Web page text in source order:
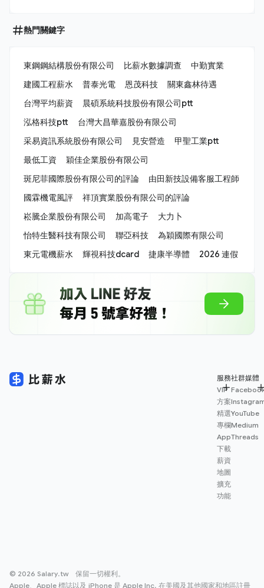
熱門關鍵字
東鋼鋼結構股份有限公司 比薪水數據調查
中勤實業
建國工程薪水
普泰光電 恩茂科技
關東鑫林待遇
台灣平均薪資
晨碩系統科技股份有限公司ptt
泓格科技ptt
台灣大昌華嘉股份有限公司
采易資訊系統股份有限公司
見安營造
甲聖工業ptt
最低工資
穎佳企業股份有限公司
斑尼菲國際股份有限公司的評論
由田新技設備客服工程師
國霖機電風評
祥頂實業股份有限公司的評論
崧騰企業股份有限公司
加高電子
大力卜
怡特生醫科技有限公司
聯亞科技
為穎國際有限公司
東元電機薪水
輝視科技dcard 捷康半導體 2026 連假
服務
VIP
方案
精選
專欄
App
下載
薪資
地圖
擴充
功能
社群媒體
YouTube
Medium
Threads
© 2026 Salary.tw 保留一切權利。
Apple、Apple 標誌以及 iPhone 是 Apple Inc. 在美國及其他國家和地區註冊